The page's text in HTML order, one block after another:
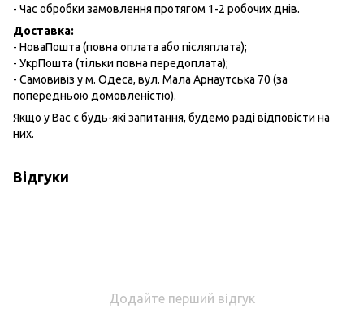
- Час обробки замовлення протягом 1-2 робочих днів.
Доставка:
- НоваПошта (повна оплата або післяплата);
- УкрПошта (тільки повна передоплата);
- Самовивіз у м. Одеса, вул. Мала Арнаутська 70 (за
попередньою домовленістю).
Якщо у Вас є будь-які запитання, будемо раді відповісти на
них.
Відгуки
Додайте перший відгук